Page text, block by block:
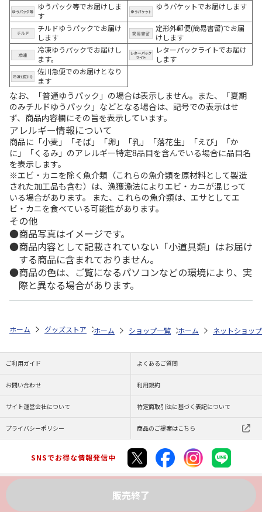
ゆうパック等でお届けしま
す
ゆうパケットでお届けします
チルドゆうパックでお届け
します
定形外郵便(簡易書留)でお届
けします
冷凍ゆうパックでお届けし
ます。
レターパックライトでお届け
します
佐川急便でのお届けとなり
ます
なお、「普通ゆうパック」の場合は表示しません。また、「夏期
のみチルドゆうパック」などとなる場合は、記号での表示はせ
ず、商品内容欄にその旨を表示しています。
アレルギー情報について
商品に「小麦」「そば」「卵」「乳」「落花生」「えび」「か
に」「くるみ」のアレルギー特定8品目を含んでいる場合に品目名
を表示します。
※エビ・カニを除く魚介類（これらの魚介類を原材料として製造
された加工品も含む）は、漁獲漁法によりエビ・カニが混じって
いる場合があります。 また、これらの魚介類は、エサとしてエ
ビ・カニを食べている可能性があります。
その他
商品写真はイメージです。
商品内容として記載されていない「小道具類」はお届け
する商品に含まれておりません。
商品の色は、ご覧になるパソコンなどの環境により、実
際と異なる場合があります。
販売終了
ホーム グッズストア ハニーベアシリーズ ハニーベアシリーズ
ホーム ショップ一覧 ENGAWA ハニーベ
ホーム ネットショップ
ご利用ガイド よくあるご質問
お問い合わせ 利用規約
サイト運営会社について 特定商取引法に基づく表記について
プライバシーポリシー 商品のご提案はこちら
SNSでお得な情報発信中